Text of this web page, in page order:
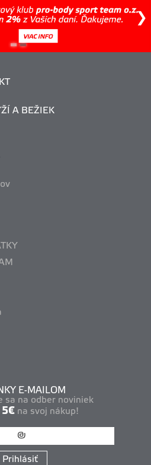
A BEŽIEK
E-MAILOM
sa na odber noviniek
5€ na svoj nákup!
Prihlásiť